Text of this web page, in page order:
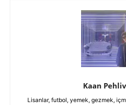
Kaan
Lisanlar, futbol, yemek, gezmek,